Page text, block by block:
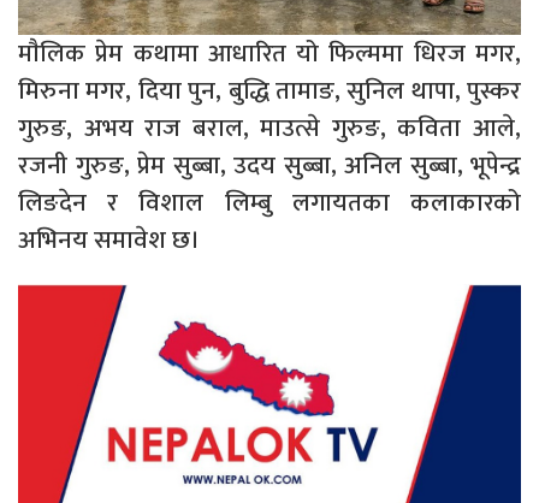
माैलिक प्रेम कथामा आधारित यो फिल्ममा धिरज मगर,
मिरुना मगर, दिया पुन, बुद्धि तामाङ, सुनिल थापा, पुस्कर
गुरुङ, अभय राज बराल, माउत्से गुरुङ, कविता आले,
रजनी गुरुङ, प्रेम सुब्बा, उदय सुब्बा, अनिल सुब्बा, भूपेन्द्र
लिङदेन र विशाल लिम्बु लगायतका कलाकारको
अभिनय समावेश छ।